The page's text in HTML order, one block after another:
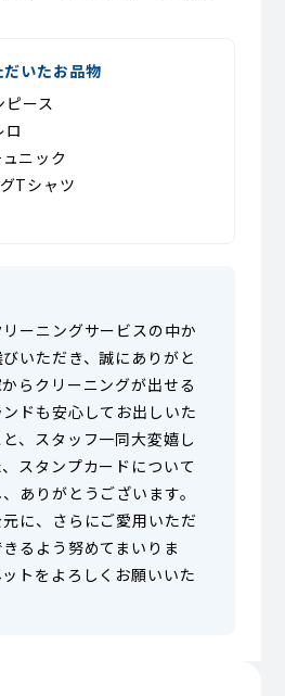
いたお品物
ース
ロ
ニック
Tシャツ
ーニングサービスの中か
いただき、誠にありがと
らクリーニングが出せる
ドも安心してお出しいた
、スタッフ一同大変嬉し
スタンプカードについて
ありがとうございます。
に、さらにご愛用いただ
るよう努めてまいりま
トをよろしくお願いいた